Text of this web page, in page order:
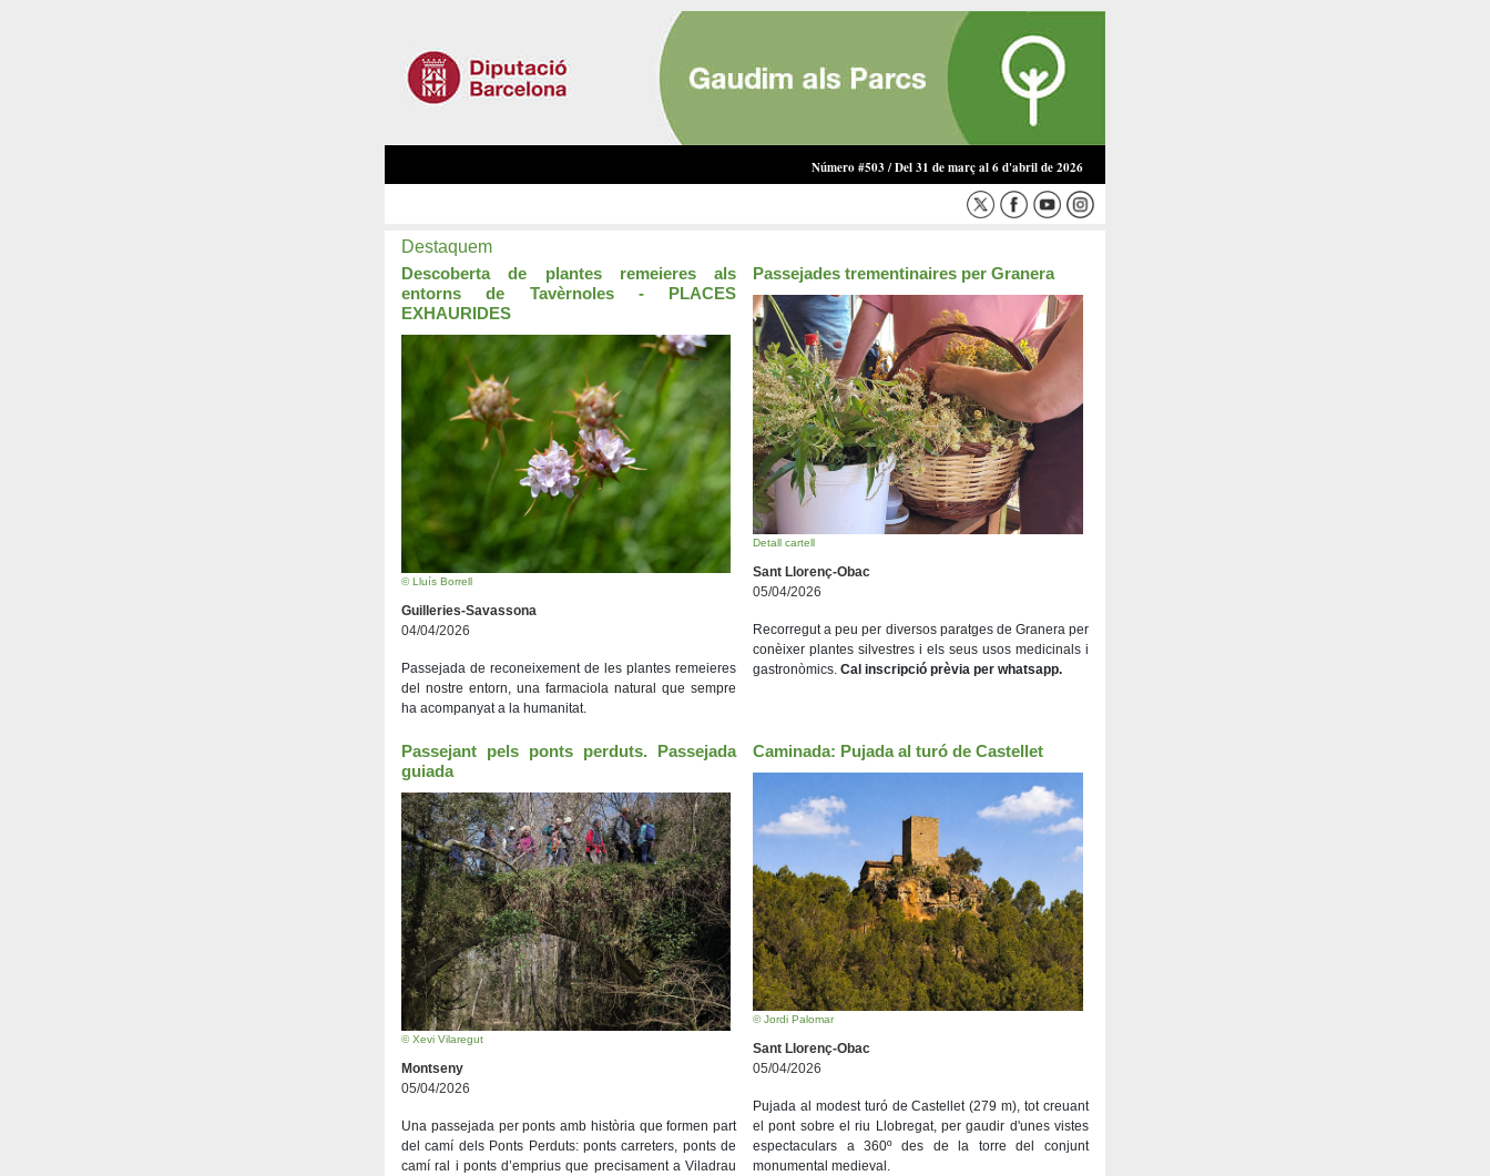
Número #503 / Del 31 de març al 6 d'abril de 2026
Destaquem
Descoberta de plantes remeieres als
entorns de Tavèrnoles - PLACES
EXHAURIDES
© Lluís Borrell
Guilleries-Savassona
04/04/2026
Passejada de reconeixement de les plantes remeieres
del nostre entorn, una farmaciola natural que sempre
ha acompanyat a la humanitat.
Passejades trementinaires per Granera
Detall cartell
Sant Llorenç-Obac
05/04/2026
Recorregut a peu per diversos paratges de Granera per
conèixer plantes silvestres i els seus usos medicinals i
gastronòmics. Cal inscripció prèvia per whatsapp.
Passejant pels ponts perduts. Passejada
guiada
© Xevi Vilaregut
Montseny
05/04/2026
Una passejada per ponts amb història que formen part
del camí dels Ponts Perduts: ponts carreters, ponts de
camí ral i ponts d’emprius que precisament a Viladrau
Caminada: Pujada al turó de Castellet
© Jordi Palomar
Sant Llorenç-Obac
05/04/2026
Pujada al modest turó de Castellet (279 m), tot creuant
el pont sobre el riu Llobregat, per gaudir d'unes vistes
espectaculars a 360º des de la torre del conjunt
monumental medieval.